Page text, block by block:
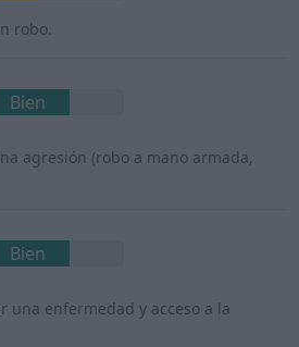
robo.
Bien
agresión (robo a mano armada,
Bien
una enfermedad y acceso a la